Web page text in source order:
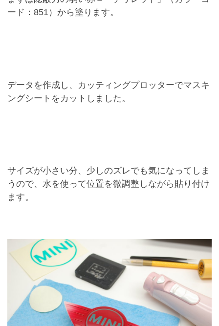
ード：851）から塗ります。
データを作成し、カッティングプロッターでマスキ
ングシートをカットしました。
サイズが小さい分、少しのズレでも気になってしま
うので、水を使って位置を微調整しながら貼り付け
ます。